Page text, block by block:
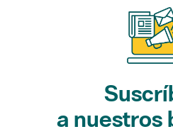
a nuestros